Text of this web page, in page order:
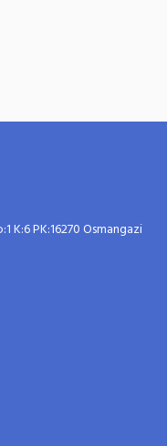
K:6 PK:16270 Osmangazi